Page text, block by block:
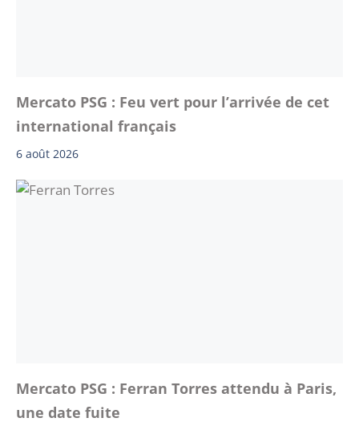
Mercato PSG : Feu vert pour l’arrivée de cet
international français
6 août 2026
Mercato PSG : Ferran Torres attendu à Paris,
une date fuite